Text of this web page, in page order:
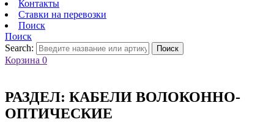
Контакты
Ставки на перевозки
Поиск
Поиск
Search:
Поиск
Корзина 0
РАЗДЕЛ: КАБЕЛИ ВОЛОКОННО-
ОПТИЧЕСКИЕ